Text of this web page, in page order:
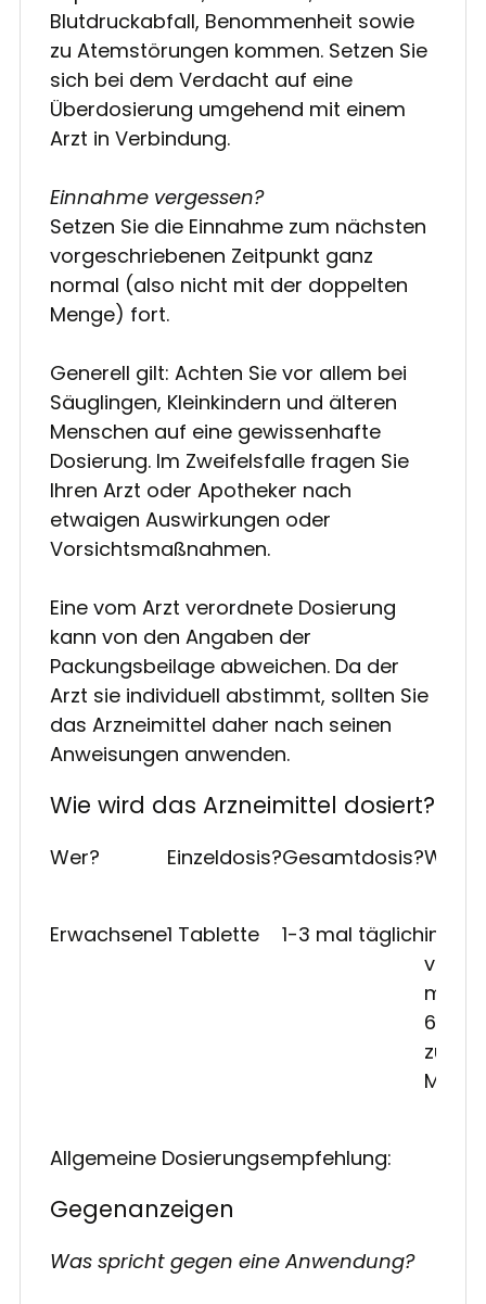
Blutdruckabfall, Benommenheit sowie
zu Atemstörungen kommen. Setzen Sie
sich bei dem Verdacht auf eine
Überdosierung umgehend mit einem
Arzt in Verbindung.
Einnahme vergessen?
Setzen Sie die Einnahme zum nächsten
vorgeschriebenen Zeitpunkt ganz
normal (also nicht mit der doppelten
Menge) fort.
Generell gilt: Achten Sie vor allem bei
Säuglingen, Kleinkindern und älteren
Menschen auf eine gewissenhafte
Dosierung. Im Zweifelsfalle fragen Sie
Ihren Arzt oder Apotheker nach
etwaigen Auswirkungen oder
Vorsichtsmaßnahmen.
Eine vom Arzt verordnete Dosierung
kann von den Angaben der
Packungsbeilage abweichen. Da der
Arzt sie individuell abstimmt, sollten Sie
das Arzneimittel daher nach seinen
Anweisungen anwenden.
Wie wird das Arzneimittel dosiert?
Wer? Einzeldosis?Gesamtdosis?
Erwachsene1 Tablette 1-3 mal täglichim
von
6
zu der
Allgemeine Dosierungsempfehlung:
Gegenanzeigen
Was spricht gegen eine Anwendung?